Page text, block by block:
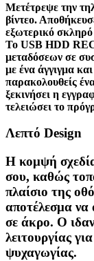
Μετέτρεψε την
βίντεο.
εξωτερικό σκληρό
Το USB HDD
μεταδόσεων σε
με ένα άγγιγμα
παρακολουθείς
ξεκινήσει η
τελειώσει το
Λεπτό Design
Η κομψή
σου, καθώς
πλαίσιο της
αποτέλεσμα να
σε άκρο. Ο
λειτουργίας
ψυχαγωγίας.